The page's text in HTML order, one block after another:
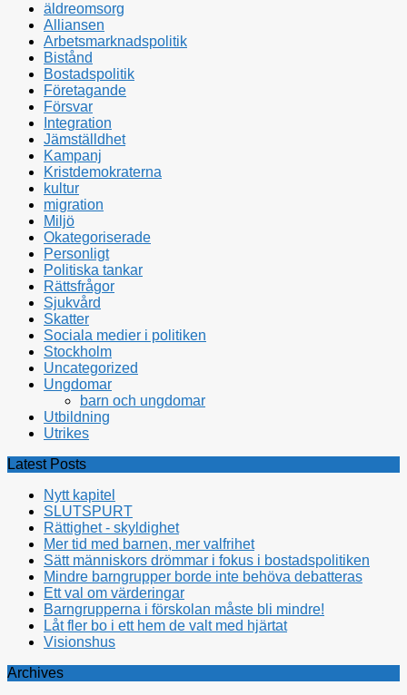
äldreomsorg
Alliansen
Arbetsmarknadspolitik
Bistånd
Bostadspolitik
Företagande
Försvar
Integration
Jämställdhet
Kampanj
Kristdemokraterna
kultur
migration
Miljö
Okategoriserade
Personligt
Politiska tankar
Rättsfrågor
Sjukvård
Skatter
Sociala medier i politiken
Stockholm
Uncategorized
Ungdomar
barn och ungdomar
Utbildning
Utrikes
Latest Posts
Nytt kapitel
SLUTSPURT
Rättighet - skyldighet
Mer tid med barnen, mer valfrihet
Sätt människors drömmar i fokus i bostadspolitiken
Mindre barngrupper borde inte behöva debatteras
Ett val om värderingar
Barngrupperna i förskolan måste bli mindre!
Låt fler bo i ett hem de valt med hjärtat
Visionshus
Archives